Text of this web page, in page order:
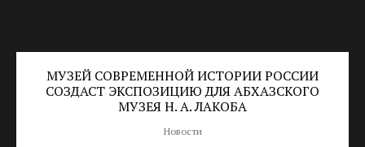
МУЗЕЙ СОВРЕМЕННОЙ ИСТОРИИ РОССИИ
СОЗДАСТ ЭКСПОЗИЦИЮ ДЛЯ АБХАЗСКОГО
МУЗЕЯ Н. А. ЛАКОБА
Новости